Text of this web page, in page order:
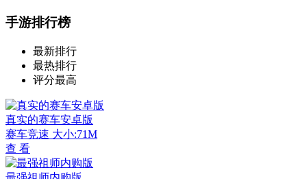
手游排行榜
最新排行
最热排行
评分最高
真实的赛车安卓版
赛车竞速 大小:71M
查 看